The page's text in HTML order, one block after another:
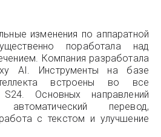
изменения по аппаратной
поработала над
Компания разработала
AI. Инструменты на базе
встроены во все
Основных направлений
перевод,
с текстом и улучшение